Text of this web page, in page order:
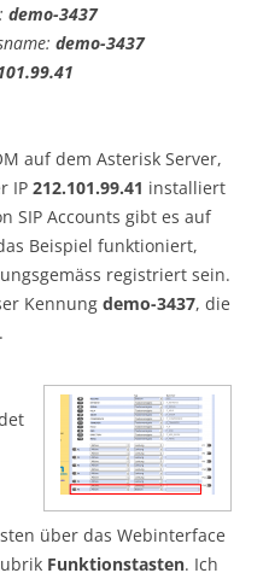
demo-3437
demo-3437
auf dem Asterisk Server,
IP 212.101.99.41 installiert
SIP Accounts gibt es auf
Beispiel funktioniert,
registriert sein.
Kennung demo-3437, die
über das Webinterface
Funktionstasten. Ich